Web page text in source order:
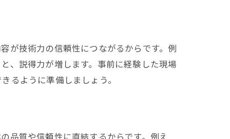
が技術力の信頼性につながるからです。例
、説得力が増します。事前に経験した現場
るように準備しましょう。
品質や信頼性に直結するからです。例え